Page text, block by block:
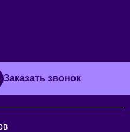
Заказать звонок